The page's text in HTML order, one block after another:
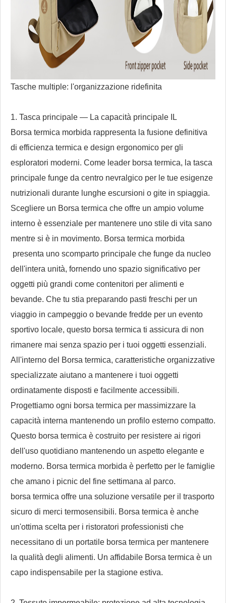
Tasche multiple: l'organizzazione ridefinita
1. Tasca principale — La capacità principale IL
Borsa termica morbida rappresenta la fusione definitiva
di efficienza termica e design ergonomico per gli
esploratori moderni. Come leader borsa termica, la tasca
principale funge da centro nevralgico per le tue esigenze
nutrizionali durante lunghe escursioni o gite in spiaggia.
Scegliere un Borsa termica che offre un ampio volume
interno è essenziale per mantenere uno stile di vita sano
mentre si è in movimento. Borsa termica morbida
presenta uno scomparto principale che funge da nucleo
dell'intera unità, fornendo uno spazio significativo per
oggetti più grandi come contenitori per alimenti e
bevande. Che tu stia preparando pasti freschi per un
viaggio in campeggio o bevande fredde per un evento
sportivo locale, questo borsa termica ti assicura di non
rimanere mai senza spazio per i tuoi oggetti essenziali.
All'interno del Borsa termica, caratteristiche organizzative
specializzate aiutano a mantenere i tuoi oggetti
ordinatamente disposti e facilmente accessibili.
Progettiamo ogni borsa termica per massimizzare la
capacità interna mantenendo un profilo esterno compatto.
Questo borsa termica è costruito per resistere ai rigori
dell'uso quotidiano mantenendo un aspetto elegante e
moderno. Borsa termica morbida è perfetto per le famiglie
che amano i picnic del fine settimana al parco.
borsa termica offre una soluzione versatile per il trasporto
sicuro di merci termosensibili. Borsa termica è anche
un'ottima scelta per i ristoratori professionisti che
necessitano di un portatile borsa termica per mantenere
la qualità degli alimenti. Un affidabile Borsa termica è un
capo indispensabile per la stagione estiva.